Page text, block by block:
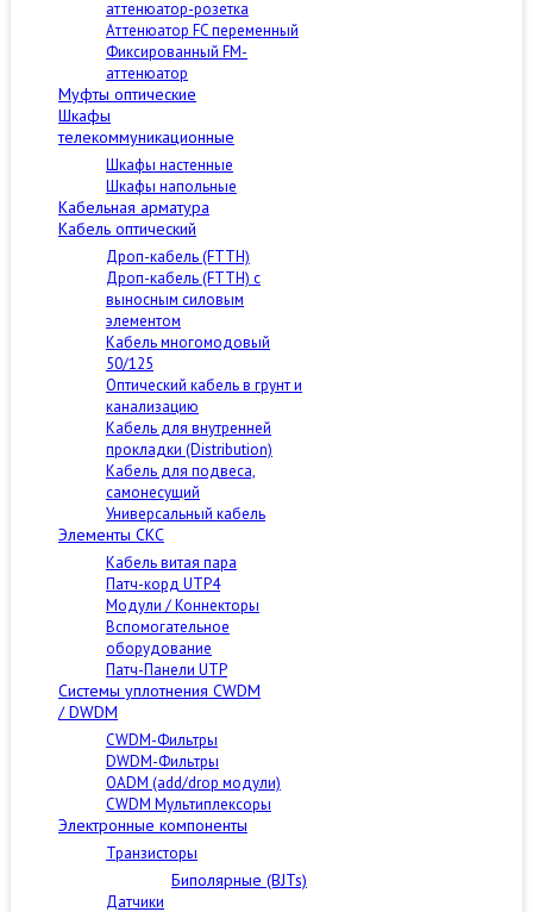
аттенюатор-розетка
Аттенюатор FC переменный
Фиксированный FM-
аттенюатор
Муфты оптические
Шкафы
телекоммуникационные
Шкафы настенные
Шкафы напольные
Кабельная арматура
Кабель оптический
Дроп-кабель (FTTH)
Дроп-кабель (FTTH) с
выносным силовым
элементом
Кабель многомодовый
50/125
Оптический кабель в грунт и
канализацию
Кабель для внутренней
прокладки (Distribution)
Кабель для подвеса,
самонесущий
Универсальный кабель
Элементы СКС
Кабель витая пара
Патч-корд UTP4
Модули / Коннекторы
Вспомогательное
оборудование
Патч-Панели UTP
Cистемы уплотнения CWDM
/ DWDM
CWDM-Фильтры
DWDM-Фильтры
OADM (add/drop модули)
CWDM Мультиплексоры
Электронные компоненты
Транзисторы
Биполярные (BJTs)
Датчики